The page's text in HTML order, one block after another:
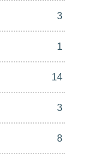
3
1
14
3
8